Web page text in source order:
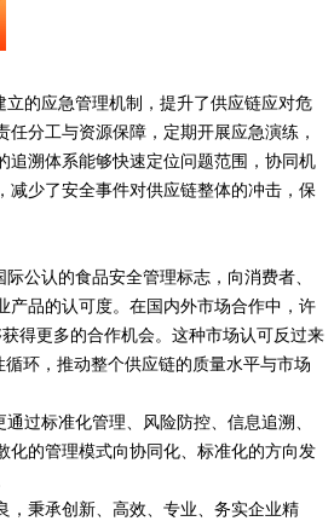
的应急管理机制，提升了供应链应对危
分工与资源保障，定期开展应急演练，
溯体系能够快速定位问题范围，协同机
少了安全事件对供应链整体的冲击，保
认的食品安全管理标志，向消费者、
品的认可度。在国内外市场合作中，许
得更多的合作机会。这种市场认可反过来
环，推动整个供应链的质量水平与市场
标准化管理、风险防控、信息追溯、
的管理模式向协同化、标准化的方向发
，秉承创新、高效、专业、务实企业精